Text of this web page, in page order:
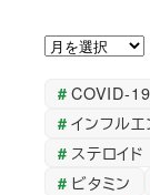
ア
カ
イ
ブ
COVID-19
インフル
ステロイド
ビタミン